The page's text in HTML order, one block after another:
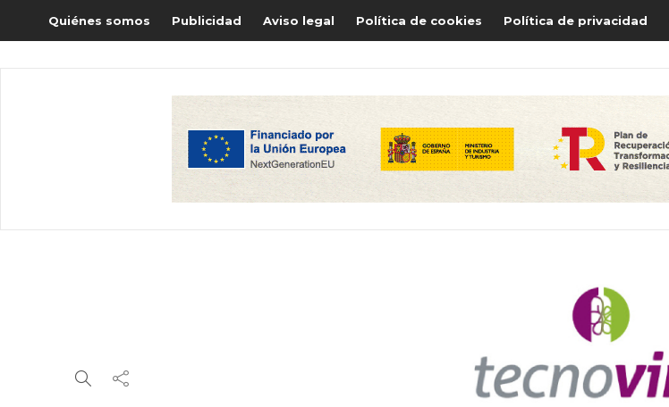
Quiénes somos Publicidad Aviso legal Política de cookies Política de privacidad